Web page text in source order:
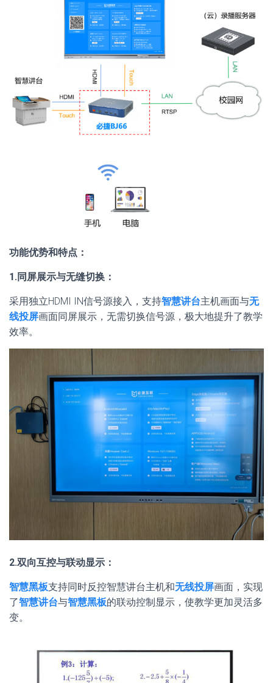
功能优势和特点：
1.同屏展示与无缝切换：
采用独立HDMI IN信号源接入，支持智慧讲台主机画面与无
线投屏画面同屏展示，无需切换信号源，极大地提升了教学
效率。
2.双向互控与联动显示：
智慧黑板支持同时反控智慧讲台主机和无线投屏画面，实现
了智慧讲台与智慧黑板的联动控制显示，使教学更加灵活多
变。